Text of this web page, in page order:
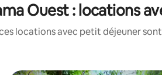
Ouest : locations
locations avec petit déjeuner